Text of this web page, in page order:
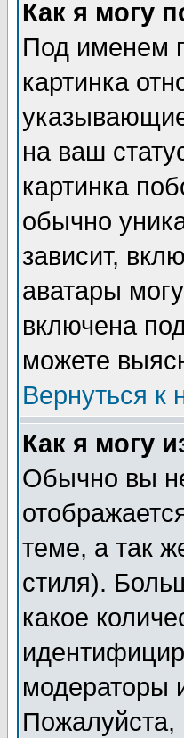
Как я могу
Под именем
картинка
на ваш
картинка
обычно
зависит,
аватары
включена
можете
Вернуться к
Как я могу
Обычно вы
теме, а так
стиля).
какое
модераторы